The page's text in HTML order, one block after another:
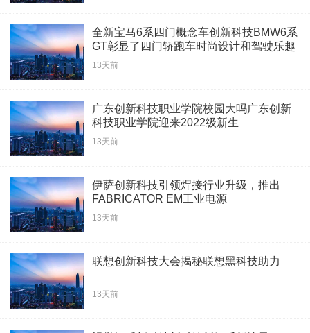
全新宝马6系四门概念车创新科技BMW6系
GT彰显了四门轿跑车时尚设计和驾驶乐趣
13天前
广东创新科技职业学院校园大吗广东创新
科技职业学院迎来2022级新生
13天前
伊萨创新科技引领焊接行业升级，推出
FABRICATOR EM工业电源
13天前
联想创新科技大会揭秘联想黑科技助力
13天前